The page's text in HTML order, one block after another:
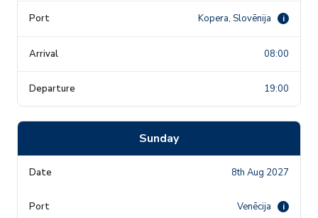
Kopera, Slovēnija i
08:00
19:00
Sunday
8th Aug 2027
Venēcija i